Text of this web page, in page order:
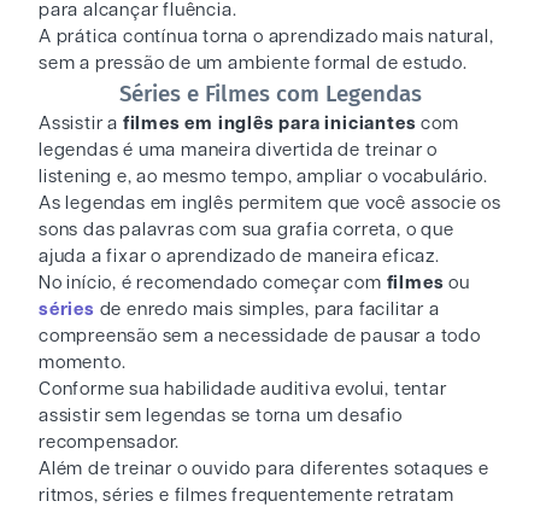
para alcançar fluência.
A prática contínua torna o aprendizado mais natural,
sem a pressão de um ambiente formal de estudo.
Séries e Filmes com Legendas
Assistir a filmes em inglês para iniciantes com
legendas é uma maneira divertida de treinar o
listening e, ao mesmo tempo, ampliar o vocabulário.
As legendas em inglês permitem que você associe os
sons das palavras com sua grafia correta, o que
ajuda a fixar o aprendizado de maneira eficaz.
No início, é recomendado começar com filmesou
séries de enredo mais simples, para facilitar a
compreensão sem a necessidade de pausar a todo
momento.
Conforme sua habilidade auditiva evolui, tentar
assistir sem legendas se torna um desafio
recompensador.
Além de treinar o ouvido para diferentes sotaques e
ritmos, séries e filmes frequentemente retratam